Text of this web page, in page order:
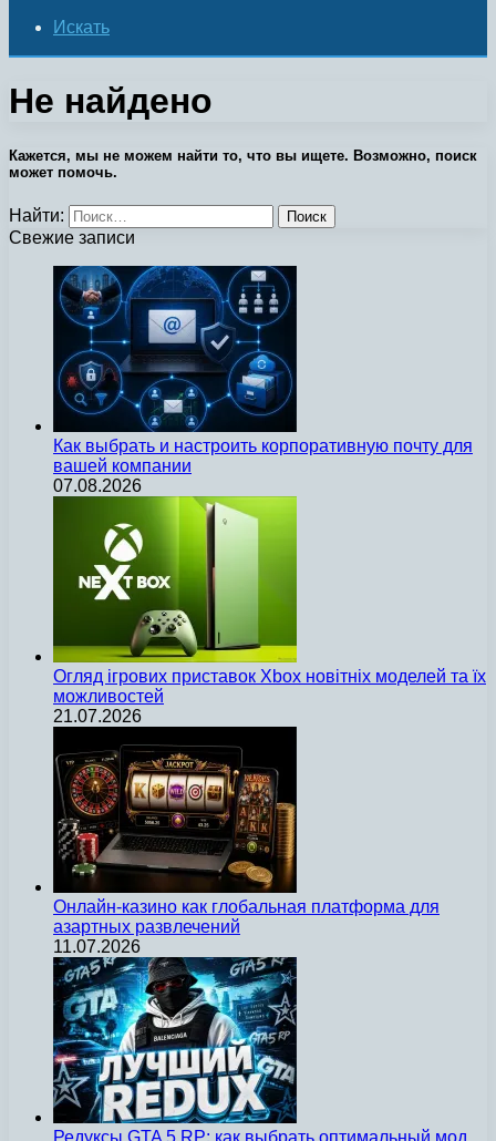
Искать
Не найдено
Кажется, мы не можем найти то, что вы ищете. Возможно, поиск
может помочь.
Найти:
Свежие записи
Как выбрать и настроить корпоративную почту для
вашей компании
07.08.2026
Огляд ігрових приставок Xbox новітніх моделей та їх
можливостей
21.07.2026
Онлайн-казино как глобальная платформа для
азартных развлечений
11.07.2026
Редуксы GTA 5 RP: как выбрать оптимальный мод